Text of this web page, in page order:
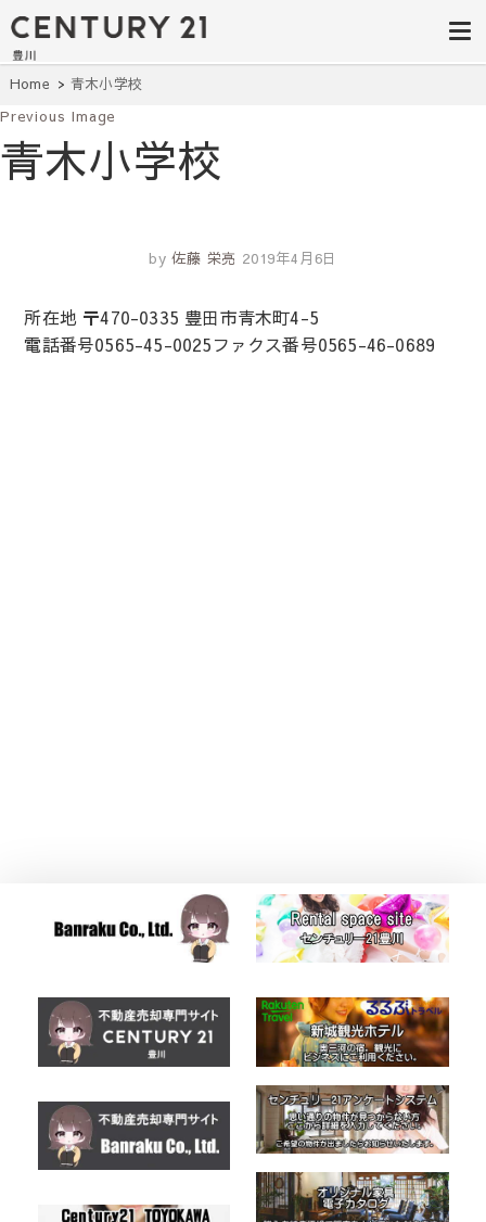
豊田市の中古
住宅・土地・
リノベ物件探
し｜センチュ
リー21豊川
建て・土地探しはセンチュリー21豊
川へ。豊田市内の最新物件情報を随
時更新中！駅近、建築条件無し、ペ
ット可、学区別など、お客様のこだ
単検索。
Home 青木小学校
Previous Image
青木小学校
by 佐藤 栄亮 2019年4月6日
所在地 〒470-0335 豊田市青木町4-5
電話番号0565-45-0025ファクス番号0565-46-0689